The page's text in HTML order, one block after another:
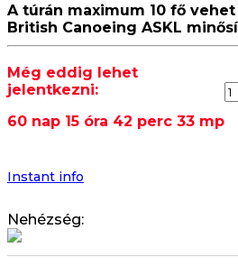
A túrán maximum 10 fő
British Canoeing ASKL
Még eddig lehet
jelentkezni:
60 nap 15 óra 42 perc 32 mp
Instant info
Nehézség: